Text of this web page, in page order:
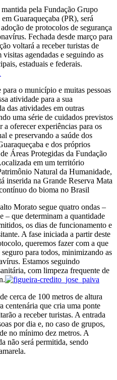
pela Fundação Grupo
Guaraqueçaba (PR), será
de protocolos de segurança
Fechada desde março para
voltará a receber turistas de
agendadas e seguindo as
estaduais e federais.
o município e muitas pessoas
atividade para a sua
das atividades em outras
uma série de cuidados previstos
a oferecer experiências para os
e preservando a saúde dos
e dos próprios
Áreas Protegidas da Fundação
em um território
Natural da Humanidade,
inserida na Grande Reserva Mata
do bioma no Brasil
Morato segue quatro ondas –
– que determinam a quantidade
os dias de funcionamento e
A fase iniciada a partir deste
queremos fazer com a que
para todos, minimizando as
Estamos seguindo
com limpeza frequente de
cerca de 100 metros de altura
centenária que cria uma ponte
a receber turistas. A entrada
por dia e, no caso de grupos,
no mínimo dez metros. A
não será permitida, sendo